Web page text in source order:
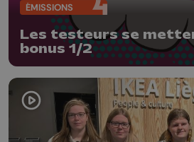
ÉMISSIONS
Les testeurs se
bonus 1/2